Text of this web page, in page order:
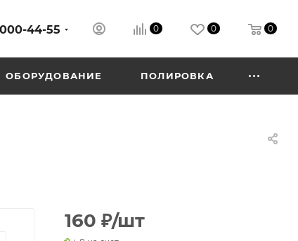
44-55 0 0 0
ОБОРУДОВАНИЕ ПОЛИРОВКА
160 ₽/шт